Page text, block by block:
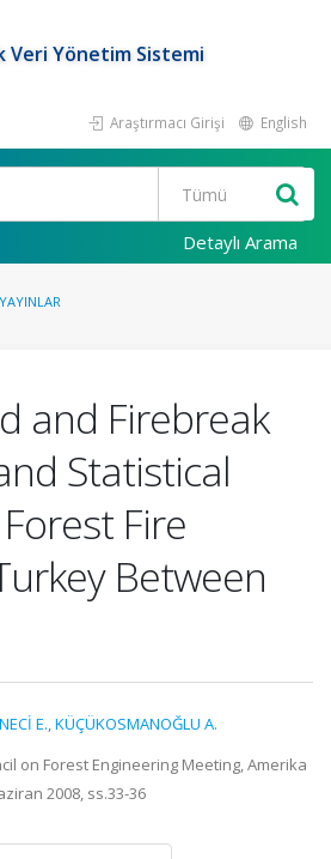
Veri Yönetim Sistemi
Araştırmacı Girişi English
Detaylı Arama
and Firebreak
Statistical
Fire
Between
E.,KÜÇÜKOSMANOĞLU A.
on Forest Engineering Meeting, Amerika
2008, ss.33-36